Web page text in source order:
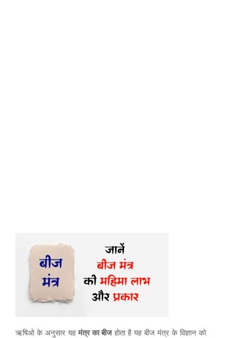
ऋषिओ के अनुसार यह मंत्र का बीजहोता है यह बीज मंत्र के विज्ञान को